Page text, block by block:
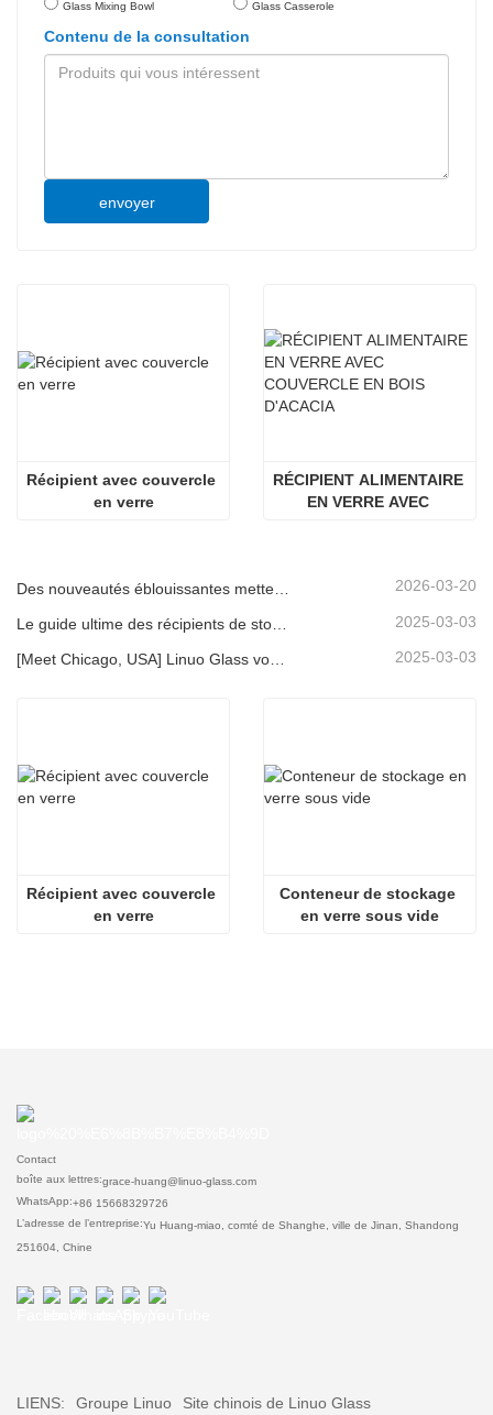
Glass Mixing Bowl Glass Casserole
Contenu de la consultation
envoyer
Récipient avec couvercle
en verre
RÉCIPIENT ALIMENTAIRE
EN VERRE AVEC
2026-03-20
2025-03-03
[Meet Chicago, USA] Linuo Glass vous invite à rassembler le salon à domicile inspiré de Chicago! 2025-03-03
Récipient avec couvercle
en verre
Conteneur de stockage
en verre sous vide
Contact
boîte aux lettres:grace-huang@linuo-glass.com
WhatsApp:+86 15668329726
L’adresse de l’entreprise:Yu Huang-miao, comté de Shanghe, ville de Jinan, Shandong
251604, Chine
LIENS: Groupe Linuo Site chinois de Linuo Glass